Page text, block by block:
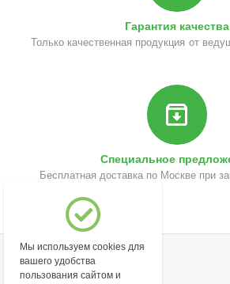
Гарантия качества
Только качественная продукция от
Специальное
Бесплатная доставка по Москве при
Моя учетная запись
Мы используем cookies для
вашего удобства
пользования сайтом и